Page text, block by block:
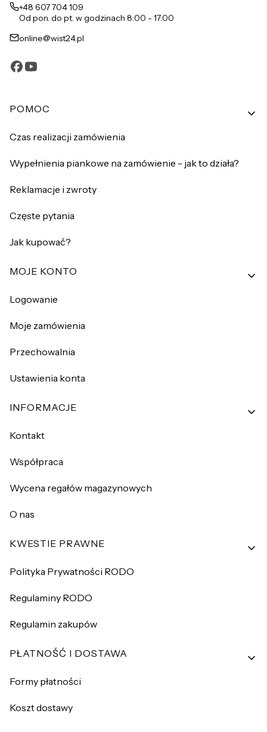
+48 607 704 109
Od pon. do pt. w godzinach 8:00 - 17:00
online@wist24.pl
Linki w stopce
POMOC
Czas realizacji zamówienia
Wypełnienia piankowe na zamówienie - jak to działa?
Reklamacje i zwroty
Częste pytania
Jak kupować?
MOJE KONTO
Logowanie
Moje zamówienia
Przechowalnia
Ustawienia konta
INFORMACJE
Kontakt
Współpraca
Wycena regałów magazynowych
O nas
KWESTIE PRAWNE
Polityka Prywatności RODO
Regulaminy RODO
Regulamin zakupów
PŁATNOŚĆ I DOSTAWA
Formy płatności
Koszt dostawy